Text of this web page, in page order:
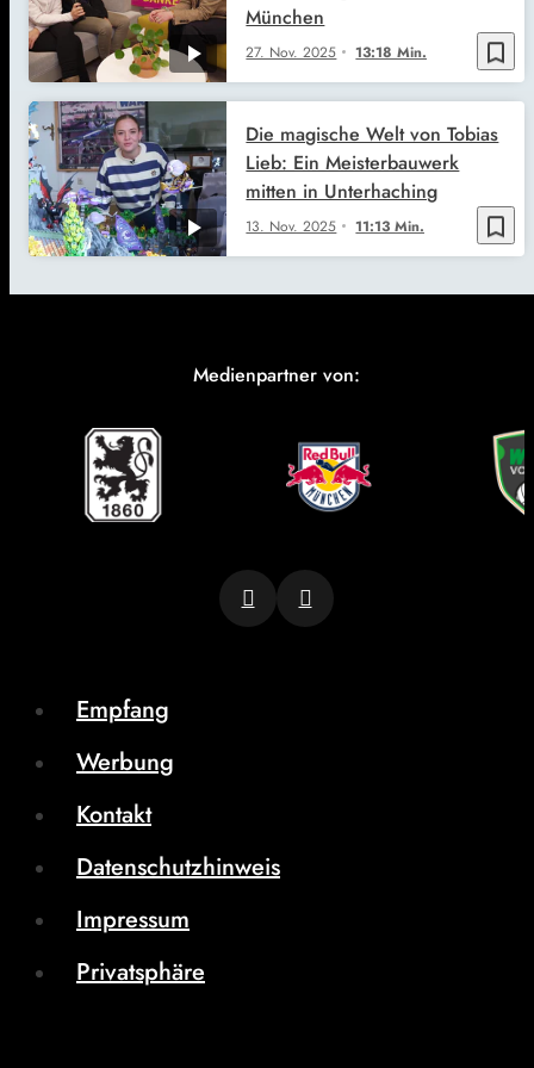
bookmark_border
27. Nov. 2025 13:18 Min.
München
bookmark_border
13. Nov. 2025 11:13 Min.
Die magische Welt von Tobias
Lieb: Ein Meisterbauwerk
mitten in Unterhaching
Medienpartner von:
Empfang
Werbung
Kontakt
Datenschutzhinweis
Impressum
Privatsphäre